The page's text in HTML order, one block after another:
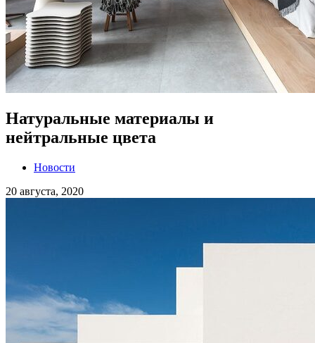
Натуральные материалы и
нейтральные цвета
Новости
20 августа, 2020